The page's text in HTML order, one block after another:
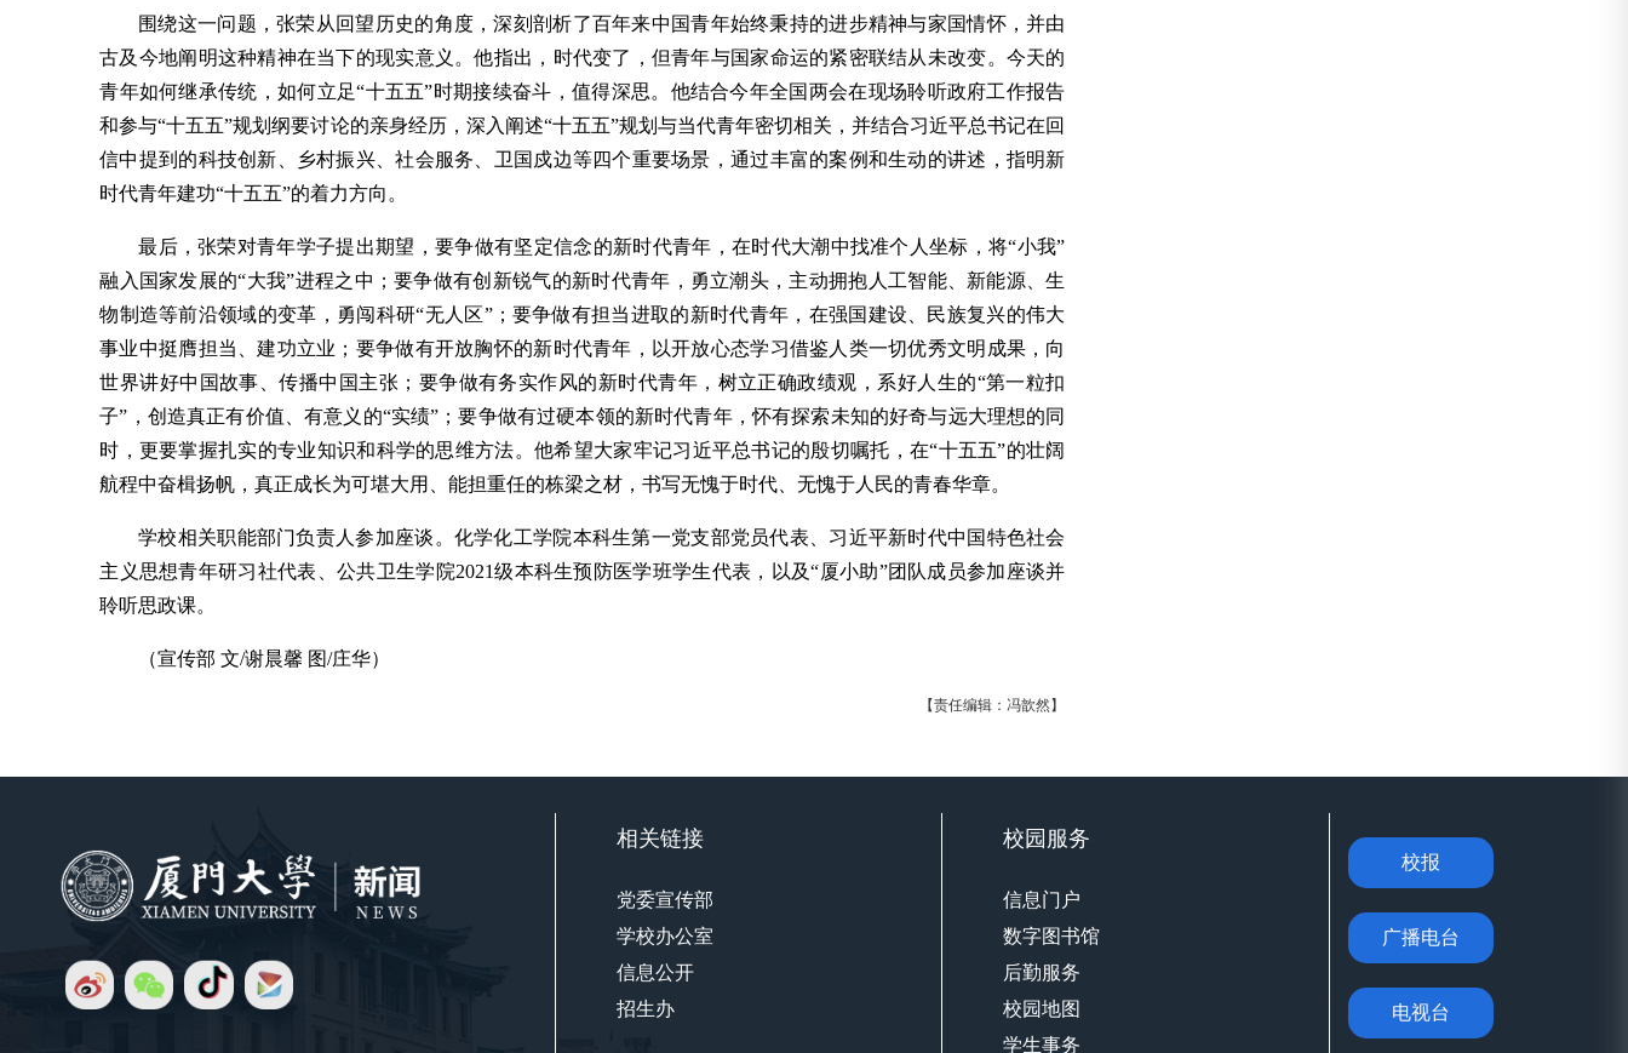
围绕这一问题，张荣从回望历史的角度，深刻剖析了百年来中国青年始终秉持的进步精神与家国情怀，并由
古及今地阐明这种精神在当下的现实意义。他指出，时代变了，但青年与国家命运的紧密联结从未改变。今天的
青年如何继承传统，如何立足“十五五”时期接续奋斗，值得深思。他结合今年全国两会在现场聆听政府工作报告
和参与“十五五”规划纲要讨论的亲身经历，深入阐述“十五五”规划与当代青年密切相关，并结合习近平总书记在回
信中提到的科技创新、乡村振兴、社会服务、卫国戍边等四个重要场景，通过丰富的案例和生动的讲述，指明新
时代青年建功“十五五”的着力方向。
最后，张荣对青年学子提出期望，要争做有坚定信念的新时代青年，在时代大潮中找准个人坐标，将“小我”
融入国家发展的“大我”进程之中；要争做有创新锐气的新时代青年，勇立潮头，主动拥抱人工智能、新能源、生
物制造等前沿领域的变革，勇闯科研“无人区”；要争做有担当进取的新时代青年，在强国建设、民族复兴的伟大
事业中挺膺担当、建功立业；要争做有开放胸怀的新时代青年，以开放心态学习借鉴人类一切优秀文明成果，向
世界讲好中国故事、传播中国主张；要争做有务实作风的新时代青年，树立正确政绩观，系好人生的“第一粒扣
子”，创造真正有价值、有意义的“实绩”；要争做有过硬本领的新时代青年，怀有探索未知的好奇与远大理想的同
时，更要掌握扎实的专业知识和科学的思维方法。他希望大家牢记习近平总书记的殷切嘱托，在“十五五”的壮阔
航程中奋楫扬帆，真正成长为可堪大用、能担重任的栋梁之材，书写无愧于时代、无愧于人民的青春华章。
学校相关职能部门负责人参加座谈。化学化工学院本科生第一党支部党员代表、习近平新时代中国特色社会
主义思想青年研习社代表、公共卫生学院2021级本科生预防医学班学生代表，以及“厦小助”团队成员参加座谈并
聆听思政课。
（宣传部 文/谢晨馨 图/庄华）
【责任编辑：冯歆然】
相关链接
党委宣传部
学校办公室
信息公开
招生办
校园服务
信息门户
数字图书馆
后勤服务
校园地图
学生事务
校报
广播电台
电视台